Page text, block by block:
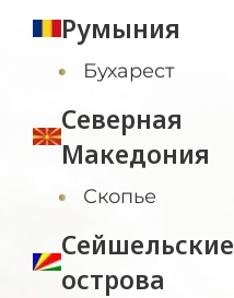
Румыния
Бухарест
Северная
Македония
Скопье
Сейшельские
острова